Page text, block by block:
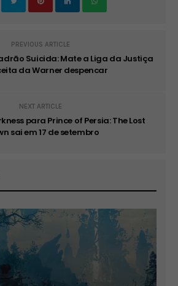
PREVIOUS ARTICLE
Suicida: Mate a Liga da Justiça
da Warner despencar
NEXT ARTICLE
para Prince of Persia: The Lost
sai em 17 de setembro